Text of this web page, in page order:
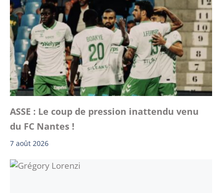
ASSE : Le coup de pression inattendu venu
du FC Nantes !
7 août 2026